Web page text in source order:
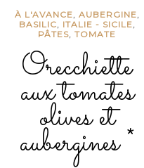
À L'AVANCE, AUBERGINE,
BASILIC, ITALIE - SICILE,
PÂTES,TOMATE
Orecchiette
aux tomates
olives et
aubergines *